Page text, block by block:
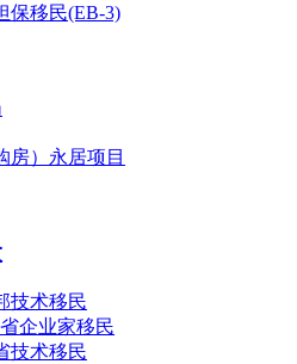
保移民(EB-3)
房）永居项目
技术移民
企业家移民
技术移民